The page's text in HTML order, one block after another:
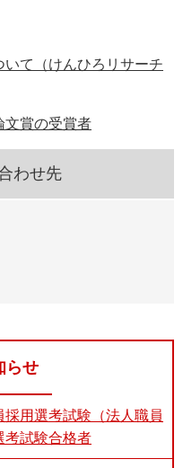
て（けんひろリサーチ
賞の受賞者
わせ先
らせ
用選考試験（法人職員
考試験合格者